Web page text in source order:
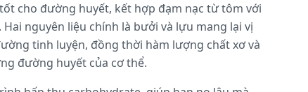
cho đường huyết, kết hợp đạm nạc từ tôm với
nguyên liệu chính là bưởi và lựu mang lại vị
tinh luyện, đồng thời hàm lượng chất xơ và
đường huyết của cơ thể.